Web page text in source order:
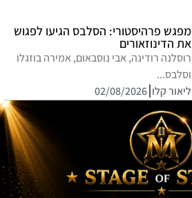
מפגש פרהיסטורי: הסלבס הגיעו לפגוש
את הדינוזאורים
רוסלנה רודינה, אבי נוסבאום, אמירה בוזגלו
וסלבס...
ליאור קלו 02/08/2026